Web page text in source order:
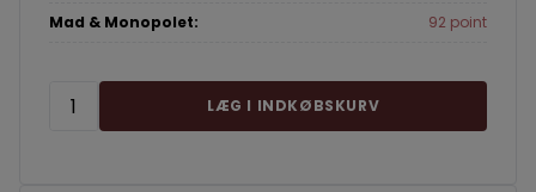
Mad & Monopolet:
92 point
LÆG I INDKØBSKURV